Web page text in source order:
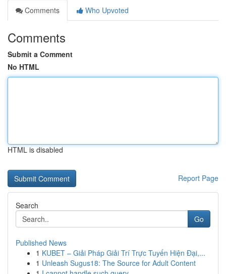
Comments
Who Upvoted
Comments
Submit a Comment
No HTML
HTML is disabled
Report Page
Search
Go
Published News
1 KUBET – Giải Pháp Giải Trí Trực Tuyến Hiện Đại,...
1 Unleash Sugus18: The Source for Adult Content